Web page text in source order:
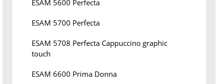
ESAM 5600 Perfecta
ESAM 5700 Perfecta
ESAM 5708 Perfecta Cappuccino graphic
touch
ESAM 6600 Prima Donna